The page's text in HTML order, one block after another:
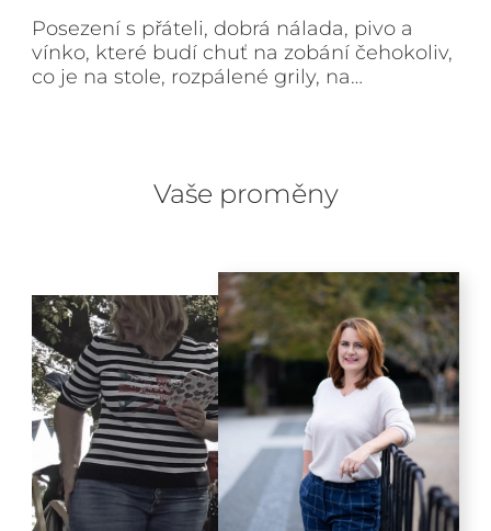
Posezení s přáteli, dobrá nálada, pivo a
vínko, které budí chuť na zobání čehokoliv,
co je na stole, rozpálené grily, na…
Vaše proměny